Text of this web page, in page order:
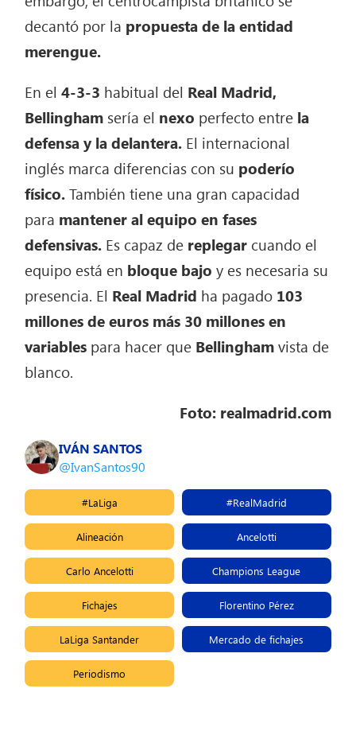
decantó por la propuesta de la entidad
merengue.
En el4-3-3 habitual del Real Madrid,
Bellingham sería el nexo perfecto entre la
defensa y la delantera. El internacional
inglés marca diferencias con su poderío
físico.También tiene una gran capacidad
para mantener al equipo en fases
defensivas. Es capaz de replegar cuando el
equipo está en bloque bajo y es necesaria su
presencia. El Real Madrid ha pagado 103
millones de euros más 30 millones en
variables para hacer que Bellinghamvista de
blanco.
Foto: realmadrid.com
IVÁN SANTOS
@IvanSantos90
#LaLiga #RealMadrid
Alineación Ancelotti
Carlo Ancelotti Champions League
Fichajes Florentino Pérez
LaLiga Santander Mercado de fichajes
Periodismo